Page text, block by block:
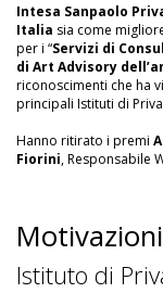
Intesa Sanpaolo
Italia sia come
per i “Servizi di
di Art Advisory
riconoscimenti che ha
principali Istituti di
Hanno ritirato i premi
Fiorini, Responsabile
Motivazioni
Istituto di